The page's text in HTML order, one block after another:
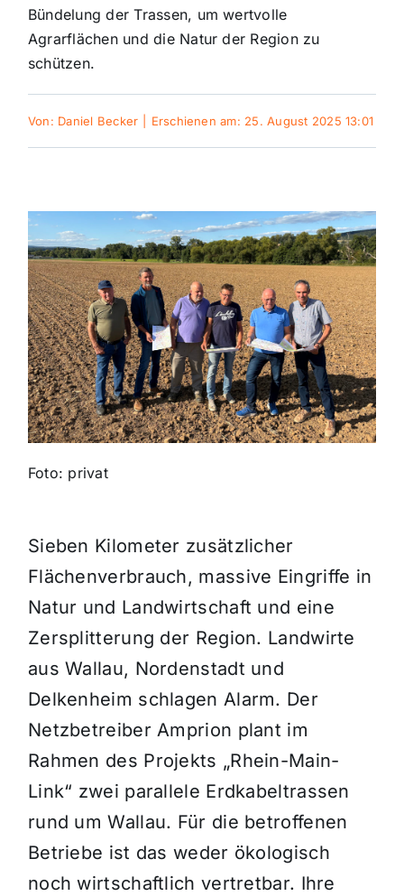
Polizeimeldungen
Bündelung der Trassen, um wertvolle
Agrarflächen und die Natur der Region zu
schützen.
Von: Daniel Becker Erschienen am: 25. August 2025 13:01
Foto: privat
Sieben Kilometer zusätzlicher
Flächenverbrauch, massive Eingriffe in
Natur und Landwirtschaft und eine
Zersplitterung der Region. Landwirte
aus Wallau, Nordenstadt und
Delkenheim schlagen Alarm. Der
Netzbetreiber Amprion plant im
Rahmen des Projekts „Rhein-Main-
Link“ zwei parallele Erdkabeltrassen
rund um Wallau. Für die betroffenen
Betriebe ist das weder ökologisch
noch wirtschaftlich vertretbar. Ihre